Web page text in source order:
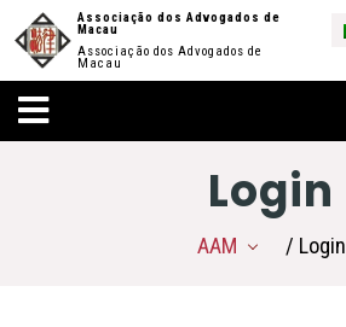
Associação dos Advogados de
Macau
Associação dos Advogados de
Macau
Login
AAM / Login